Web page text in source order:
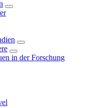
in der Forschung